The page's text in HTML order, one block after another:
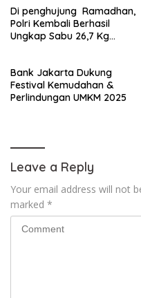
Di penghujung Ramadhan,
Polri Kembali Berhasil
Ungkap Sabu 26,7 Kg
Bank Jakarta Dukung
Festival Kemudahan &
Perlindungan UMKM 2025
Leave a Reply
Your email address will not
marked *